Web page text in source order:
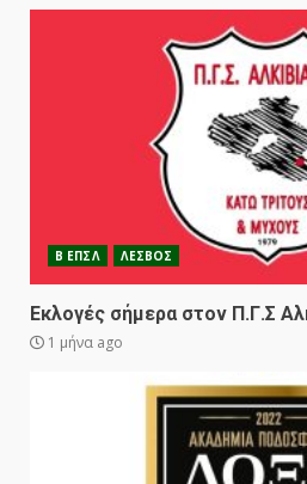
Β ΕΠΣΛ ΛΕΣΒΟΣ
Εκλογές σήμερα στον Π.Γ.Σ
1 μήνα ago